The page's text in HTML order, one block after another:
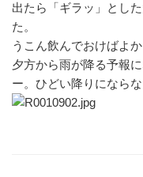
出たら「ギラッ」とし
た。
うこん飲んでおけばよか
夕方から雨が降る予報
ー。ひどい降りにならな